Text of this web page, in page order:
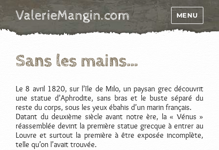
ValerieMangin.com MENU
Sans les mains…
Le 8 avril 1820, sur l’île de Milo, un paysan grec découvrit
une statue d’Aphrodite, sans bras et le buste séparé du
reste du corps, sous les yeux ébahis d’un marin français.
Datant du deuxième siècle avant notre ère, la « Vénus »
réassemblée devint la première statue grecque à entrer au
Louvre et surtout la première à être exposée incomplète,
telle qu’on l’avait trouvée.